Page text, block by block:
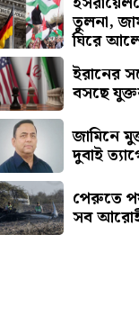
তুলনা,
ঘিরে
ইরানের
বসছে
জামিনে
দুবাই
পেরুতে
সব